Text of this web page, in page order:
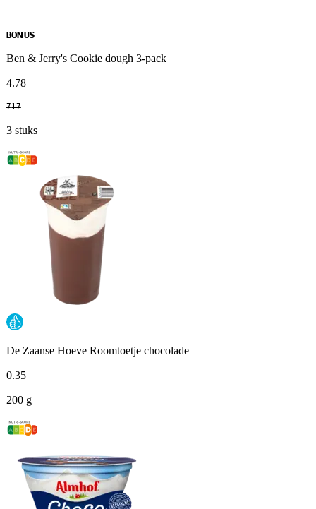
BONUS
Ben & Jerry's Cookie dough 3-pack
4.78
7.17
3 stuks
De Zaanse Hoeve Roomtoetje chocolade
0.35
200 g